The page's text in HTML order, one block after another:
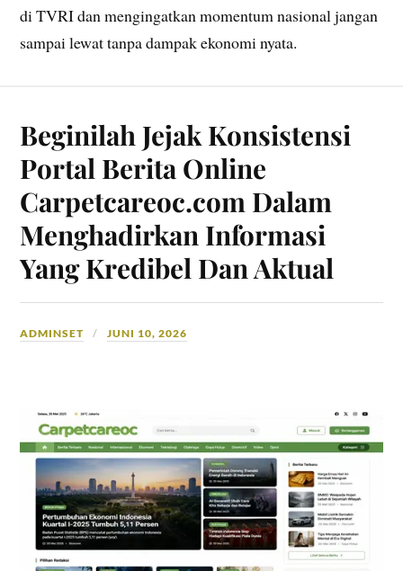
di TVRI dan mengingatkan momentum nasional jangan
sampai lewat tanpa dampak ekonomi nyata.
Beginilah Jejak Konsistensi
Portal Berita Online
Carpetcareoc.com Dalam
Menghadirkan Informasi
Yang Kredibel Dan Aktual
ADMINSET JUNI 10, 2026